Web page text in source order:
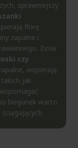
sprawniejszy
florę
zapalne i
Zioła
czy
wspierają
jak
biegunek warto